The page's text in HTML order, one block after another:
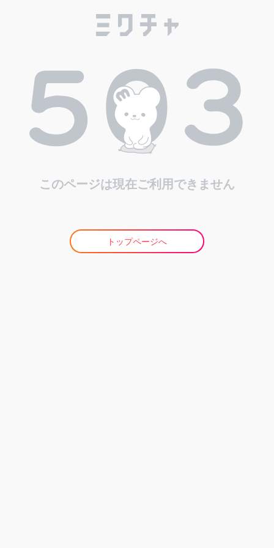
このページは現在ご利用できません